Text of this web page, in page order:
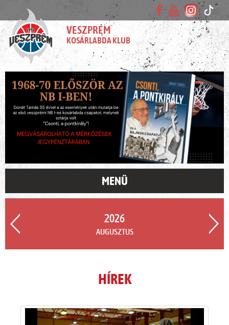
VESZPRÉM
KOSÁRLABDA KLUB
MENÜ
2026
AUGUSZTUS
HÍREK